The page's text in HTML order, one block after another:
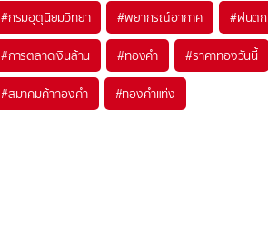
#กรมอุตุนิยมวิทยา #พยากรณ์อากาศ #ฝนตก
#การตลาดเงินล้าน #ทองคำ #ราคาทองวันนี้
#สมาคมค้าทองคำ #ทองคำแท่ง